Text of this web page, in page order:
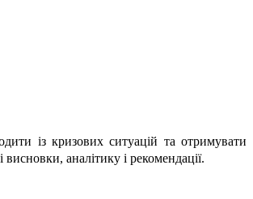
із кризових ситуацій та отримувати
аналітику і рекомендації.